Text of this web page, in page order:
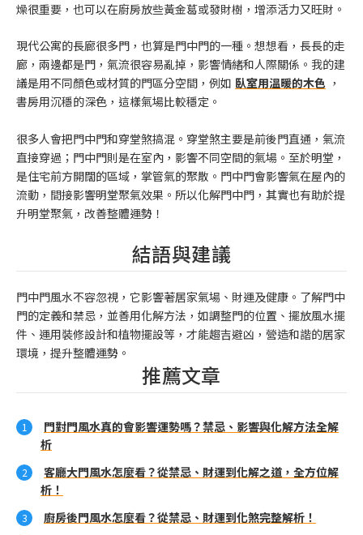
燥很重要，也可以在廚房放些黃金葛或發財樹，增添活力又旺財。
現代公寓的長廊很多門，也算是門中門的一種。想想看，長長的走
廊，兩邊都是門，氣流很容易亂掉，影響情緒和人際關係。我的建
議是用不同顏色或材質的門區分空間，例如 臥室用溫暖的木色 ，
書房用沉穩的深色，這樣氣場比較穩定。
很多人會把門中門和穿堂煞搞混。穿堂煞主要是前後門直通，氣流
直接穿過；門中門則是在室內，影響不同空間的氣場。至於明堂，
是住宅前方開闊的區域，掌管氣的聚散。門中門會影響氣在屋內的
流動，間接影響明堂聚氣效果。所以化解門中門，其實也有助於提
升明堂聚氣，改善整體運勢！
結語與建議
門中門風水不容忽視，它影響著居家氣場、財運及健康。了解門中
門的定義和禁忌，並善用化解方法，如調整門的位置、擺放風水擺
件、運用裝修設計和植物擺設等，才能趨吉避凶，營造和諧的居家
環境，提升整體運勢。
推薦文章
門對門風水真的會影響運勢嗎？禁忌、影響與化解方法全解
析
客廳大門風水怎麼看？從禁忌、財運到化解之道，全方位解
析！
廚房後門風水怎麼看？從禁忌、財運到化煞完整解析！